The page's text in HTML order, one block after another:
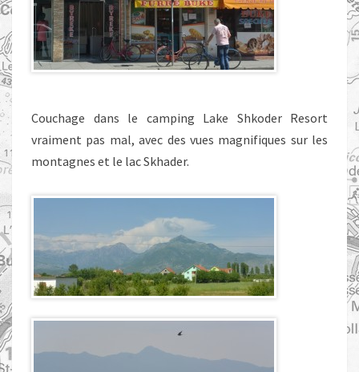
Couchage dans le camping Lake Shkoder Resort
vraiment pas mal, avec des vues magnifiques sur les
montagnes et le lac Skhader.